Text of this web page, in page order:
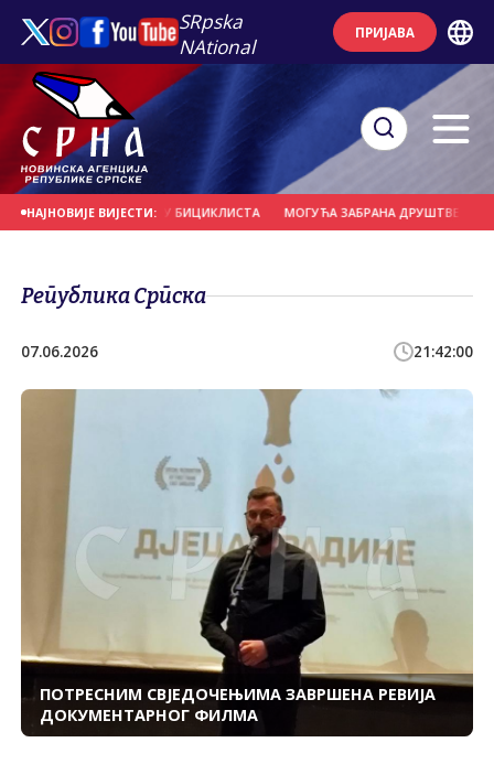
SRpska
NAtional
ПРИЈАВА
НАЈНОВИЈЕ ВИЈЕСТИ:
УДАРИО У ГРУПУ БИЦИКЛИСТА МОГУЋА ЗАБРАНА ДРУШТВЕНИХ
Република Српска
07.06.2026 21:42:00
ПОТРЕСНИМ СВЈЕДОЧЕЊИМА ЗАВРШЕНА РЕВИЈА
ДОКУМЕНТАРНОГ ФИЛМА